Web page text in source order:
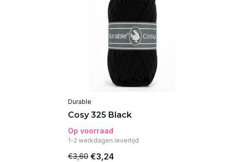
Durable
Cosy 325 Black
Op voorraad
1-2 werkdagen levertijd
€3,60 €3,24